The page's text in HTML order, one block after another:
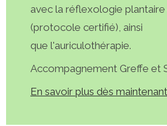
avec la réflexologie
(protocole certifié), ainsi
que l'auriculothérapie.
Accompagnement Greffe et
En savoir plus dès maintenant